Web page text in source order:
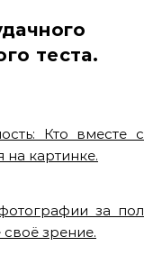
теста.
Кто вместе с
на картинке.
за пол
зрение.